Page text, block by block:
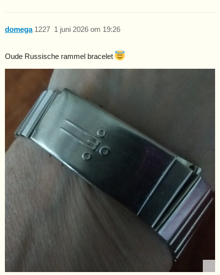
domega 1 juni 2026 om 19:26
1227
Oude Russische rammel bracelet